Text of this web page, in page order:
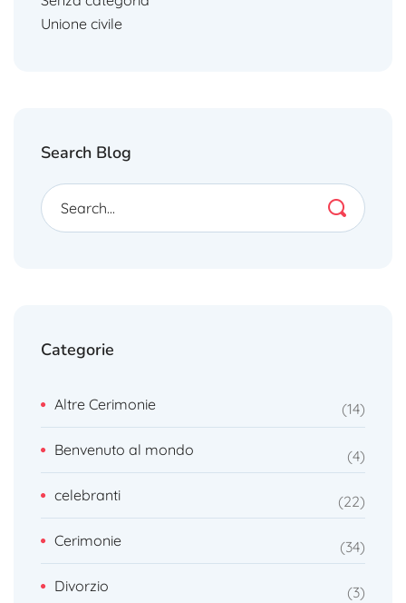
Unione civile
Search Blog
Categorie
Altre Cerimonie 14
Benvenuto al mondo 4
celebranti 22
Cerimonie 34
Divorzio 3